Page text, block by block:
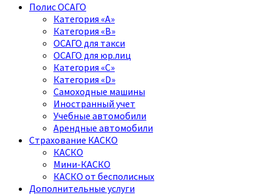
Полис ОСАГО
Категория «A»
Категория «B»
ОСАГО для такси
ОСАГО для юр.лиц
Категория «C»
Категория «D»
Самоходные машины
Иностранный учет
Учебные автомобили
Арендные автомобили
Страхование КАСКО
КАСКО
Мини-КАСКО
КАСКО от бесполисных
Дополнительные услуги